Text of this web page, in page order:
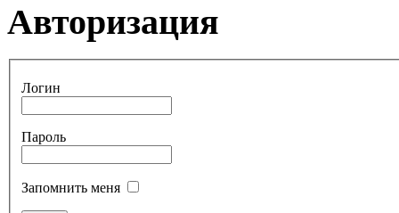
Авторизация
Логин
Пароль
Запомнить меня